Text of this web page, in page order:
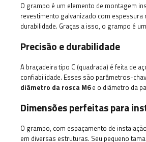
O grampo é um elemento de montagem
revestimento galvanizado com espessura
durabilidade. Graças a isso, o grampo é
Precisão e durabilidade
A braçadeira tipo C (quadrada) é feita de
confiabilidade. Esses são parâmetros-
diâmetro da rosca M6e o ​​diâmetro da
Dimensões perfeitas para
O grampo, com espaçamento de instalação
em diversas estruturas. Seu pequeno